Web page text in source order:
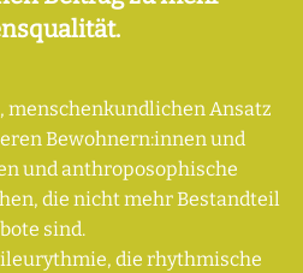
menschenkundlichen Ansatz
Bewohnern:innen und
und anthroposophische
die nicht mehr Bestandteil
sind.
die rhythmische